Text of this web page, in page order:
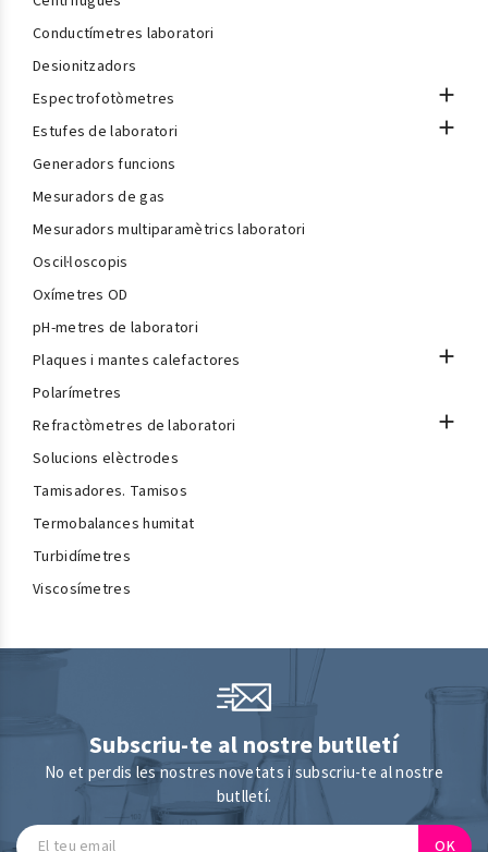
Conductímetres laboratori
Desionitzadors
Espectrofotòmetres

Estufes de laboratori 
Generadors funcions
Mesuradors de gas
Mesuradors multiparamètrics laboratori
Oscil·loscopis
Oxímetres OD
pH-metres de laboratori
Plaques i mantes calefactores

Polarímetres
Refractòmetres de laboratori

Solucions elèctrodes
Tamisadores. Tamisos
Termobalances humitat
Turbidímetres
Viscosímetres
Subscriu-te al nostre butlletí
No et perdis les nostres novetats i subscriu-te al nostre
butlletí.